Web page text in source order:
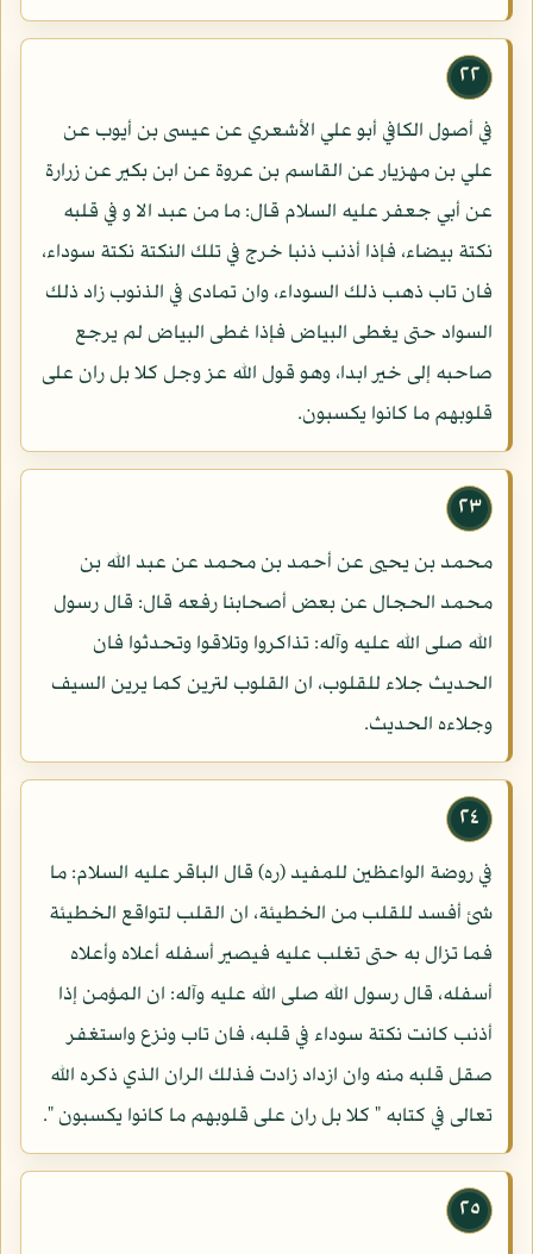
٢٢
في أصول الكافي أبو علي الأشعري عن عيسى بن أيوب عن
علي بن مهزيار عن القاسم بن عروة عن ابن بكير عن زرارة
عن أبي جعفر عليه السلام قال: ما من عبد الا و في قلبه
نكتة بيضاء، فإذا أذنب ذنبا خرج في تلك النكتة نكتة سوداء،
فان تاب ذهب ذلك السوداء، وان تمادى في الذنوب زاد ذلك
السواد حتى يغطى البياض فإذا غطى البياض لم يرجع
صاحبه إلى خير ابدا، وهو قول الله عز وجل كلا بل ران على
قلوبهم ما كانوا يكسبون.
٢٣
محمد بن يحيى عن أحمد بن محمد عن عبد الله بن
محمد الحجال عن بعض أصحابنا رفعه قال: قال رسول
الله صلى الله عليه وآله: تذاكروا وتلاقوا وتحدثوا فان
الحديث جلاء للقلوب، ان القلوب لترين كما يرين السيف
وجلاءه الحديث.
٢٤
في روضة الواعظين للمفيد (ره) قال الباقر عليه السلام: ما
شئ أفسد للقلب من الخطيئة، ان القلب لتواقع الخطيئة
فما تزال به حتى تغلب عليه فيصير أسفله أعلاه وأعلاه
أسفله، قال رسول الله صلى الله عليه وآله: ان المؤمن إذا
أذنب كانت نكتة سوداء في قلبه، فان تاب ونزع واستغفر
صقل قلبه منه وان ازداد زادت فذلك الران الذي ذكره الله
تعالى في كتابه " كلا بل ران على قلوبهم ما كانوا يكسبون ".
٢٥